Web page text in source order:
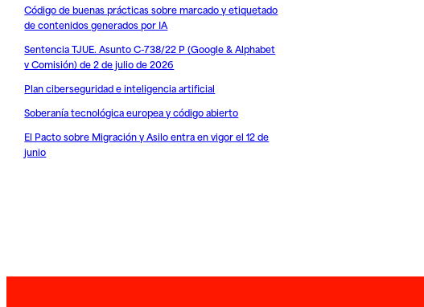
Código de buenas prácticas sobre marcado y etiquetado
de contenidos generados por IA
Sentencia TJUE. Asunto C-738/22 P (Google & Alphabet
v Comisión) de 2 de julio de 2026
Plan ciberseguridad e inteligencia artificial
Soberanía tecnológica europea y código abierto
El Pacto sobre Migración y Asilo entra en vigor el 12 de
junio